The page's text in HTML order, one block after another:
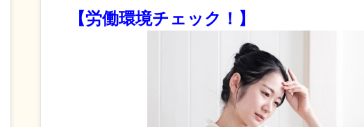
【労働環境チェック！】